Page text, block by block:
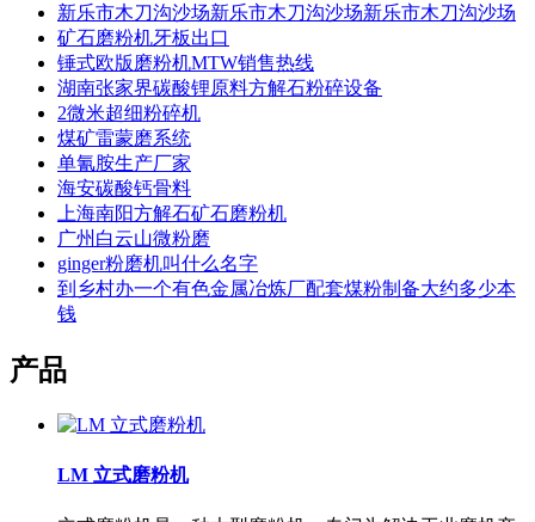
新乐市木刀沟沙场新乐市木刀沟沙场新乐市木刀沟沙场
矿石磨粉机牙板出口
锤式欧版磨粉机MTW销售热线
湖南张家界碳酸锂原料方解石粉碎设备
2微米超细粉碎机
煤矿雷蒙磨系统
单氰胺生产厂家
海安碳酸钙骨料
上海南阳方解石矿石磨粉机
广州白云山微粉磨
ginger粉磨机叫什么名字
到乡村办一个有色金属冶炼厂配套煤粉制备大约多少本
钱
产品
LM 立式磨粉机